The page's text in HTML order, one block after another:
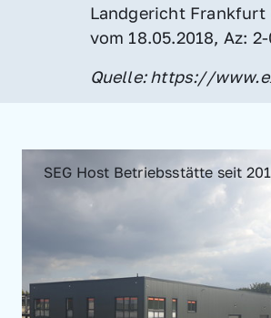
Landgericht Frankfurt
vom 18.05.2018, Az:
Quelle: https://
SEG Host Betriebsstätte seit